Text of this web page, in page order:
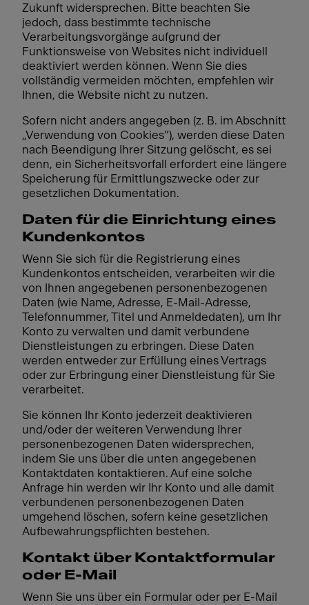
Zukunft widersprechen. Bitte beachten Sie
jedoch, dass bestimmte technische
Verarbeitungsvorgänge aufgrund der
Funktionsweise von Websites nicht individuell
deaktiviert werden können. Wenn Sie dies
vollständig vermeiden möchten, empfehlen wir
Ihnen, die Website nicht zu nutzen.
Sofern nicht anders angegeben (z. B. im Abschnitt
„Verwendung von Cookies”), werden diese Daten
nach Beendigung Ihrer Sitzung gelöscht, es sei
denn, ein Sicherheitsvorfall erfordert eine längere
Speicherung für Ermittlungszwecke oder zur
gesetzlichen Dokumentation.
Daten für die Einrichtung eines
Kundenkontos
Wenn Sie sich für die Registrierung eines
Kundenkontos entscheiden, verarbeiten wir die
von Ihnen angegebenen personenbezogenen
Daten (wie Name, Adresse, E-Mail-Adresse,
Telefonnummer, Titel und Anmeldedaten), um Ihr
Konto zu verwalten und damit verbundene
Dienstleistungen zu erbringen. Diese Daten
werden entweder zur Erfüllung eines Vertrags
oder zur Erbringung einer Dienstleistung für Sie
verarbeitet.
Sie können Ihr Konto jederzeit deaktivieren
und/oder der weiteren Verwendung Ihrer
personenbezogenen Daten widersprechen,
indem Sie uns über die unten angegebenen
Kontaktdaten kontaktieren. Auf eine solche
Anfrage hin werden wir Ihr Konto und alle damit
verbundenen personenbezogenen Daten
umgehend löschen, sofern keine gesetzlichen
Aufbewahrungspflichten bestehen.
Kontakt über Kontaktformular
oder E-Mail
Wenn Sie uns über ein Formular oder per E-Mail